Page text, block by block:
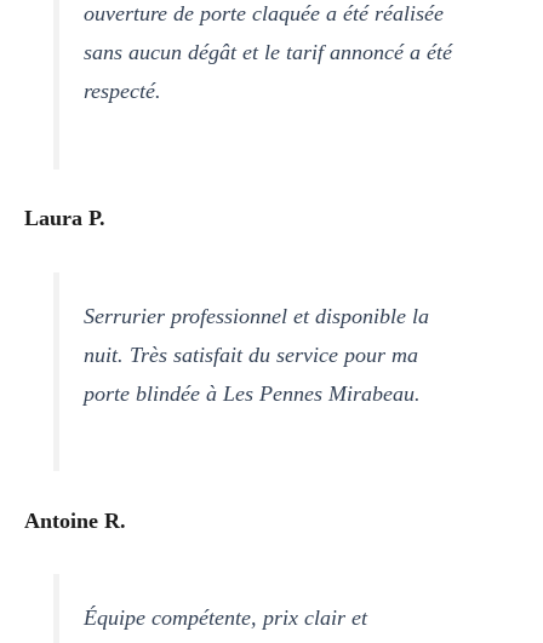
ouverture de porte claquée a été réalisée
sans aucun dégât et le tarif annoncé a été
respecté.
Laura P.
Serrurier professionnel et disponible la
nuit. Très satisfait du service pour ma
porte blindée à Les Pennes Mirabeau.
Antoine R.
Équipe compétente, prix clair et